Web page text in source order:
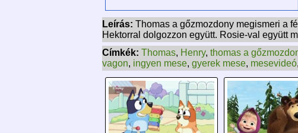
Leírás: Thomas a gőzmozdony megismeri a
Hektorral dolgozzon együtt. Rosie-val együtt
Címkék: Thomas, Henry, thomas a
vagon, ingyen mese, gyerek mese, mesevideó,